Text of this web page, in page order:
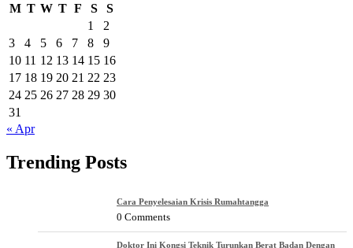
M T W T F S
S
1
2
3
4 5 6 7 8
9
10 11 12 13 14 15 16
17 18 19 20 21 22 23
24 25 26 27 28 29 30
31
« Apr
Trending Posts
Cara Penyelesaian Krisis Rumahtangga
0 Comments
Doktor Ini Kongsi Teknik Turunkan Berat Badan Dengan